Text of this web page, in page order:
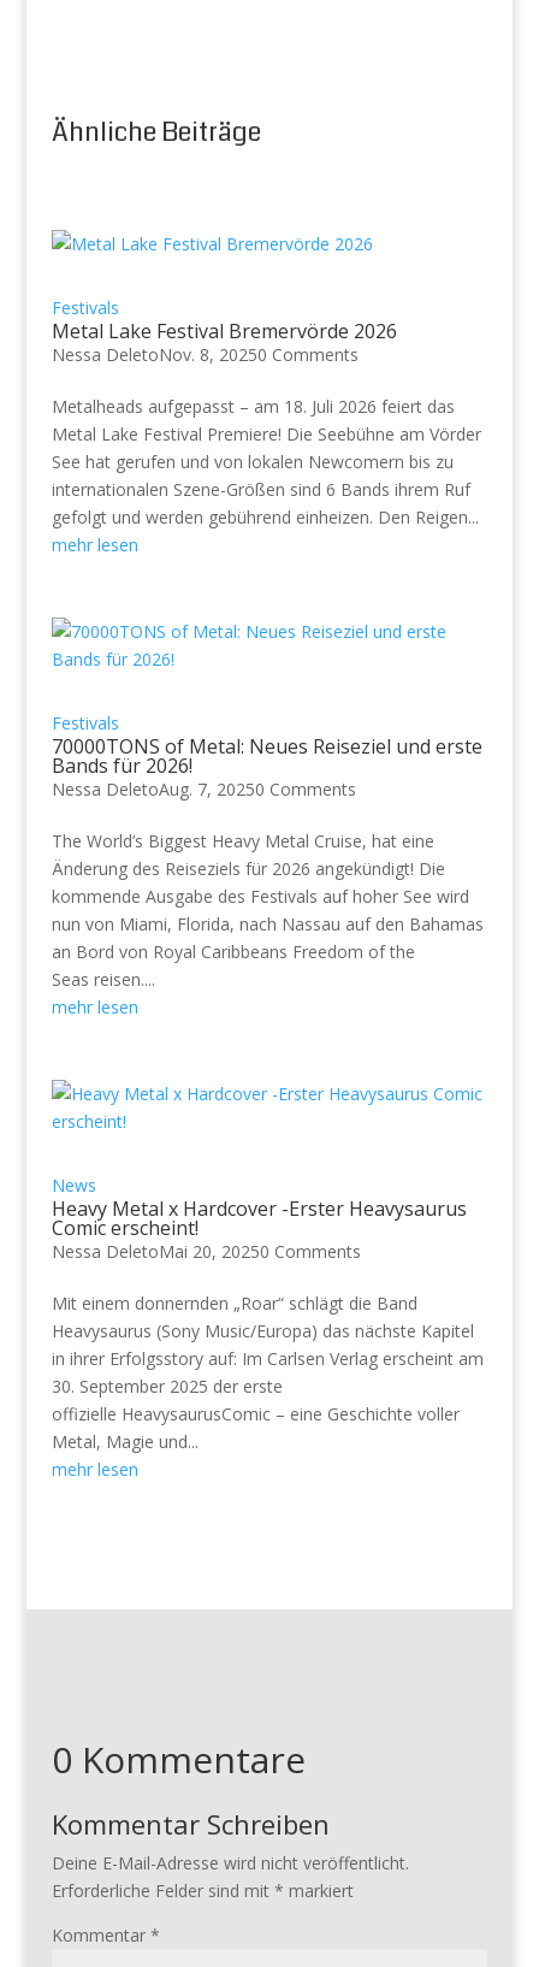
Ähnliche Beiträge
Festivals
Metal Lake Festival Bremervörde 2026
Nessa DeletoNov. 8, 20250 Comments
Metalheads aufgepasst – am 18. Juli 2026 feiert das
Metal Lake Festival Premiere! Die Seebühne am Vörder
See hat gerufen und von lokalen Newcomern bis zu
internationalen Szene-Größen sind 6 Bands ihrem Ruf
gefolgt und werden gebührend einheizen. Den Reigen...
mehr lesen
Festivals
70000TONS of Metal: Neues Reiseziel und erste
Bands für 2026!
Nessa DeletoAug. 7, 20250 Comments
The World’s Biggest Heavy Metal Cruise, hat eine
Änderung des Reiseziels für 2026 angekündigt! Die
kommende Ausgabe des Festivals auf hoher See wird
nun von Miami, Florida, nach Nassau auf den Bahamas
an Bord von Royal Caribbeans Freedom of the
Seas reisen....
mehr lesen
News
Heavy Metal x Hardcover -Erster Heavysaurus
Comic erscheint!
Nessa DeletoMai 20, 20250 Comments
Mit einem donnernden „Roar“ schlägt die Band
Heavysaurus (Sony Music/Europa) das nächste Kapitel
in ihrer Erfolgsstory auf: Im Carlsen Verlag erscheint am
30. September 2025 der erste
offizielle HeavysaurusComic – eine Geschichte voller
Metal, Magie und...
mehr lesen
0 Kommentare
Kommentar Schreiben
Deine E-Mail-Adresse wird nicht veröffentlicht.
Erforderliche Felder sind mit * markiert
Kommentar *